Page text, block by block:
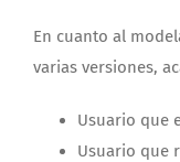
En cuanto al
varias versiones,
Usuario que
Usuario que